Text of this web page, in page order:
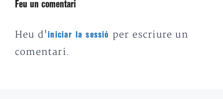
Feu un comentari
Heu d'iniciar la sessió
per escriure un
comentari.